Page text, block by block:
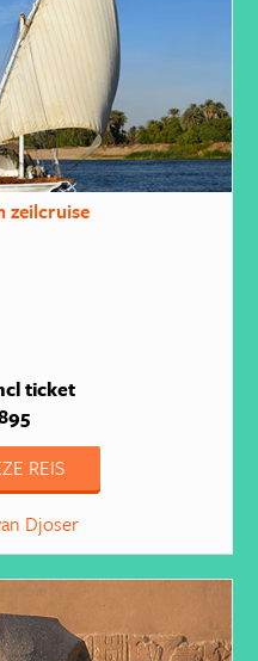
zeilcruise
ticket
REIS
Djoser